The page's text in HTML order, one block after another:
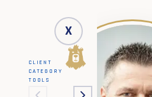
X
CLIENT
CATEGORY
TOOLS